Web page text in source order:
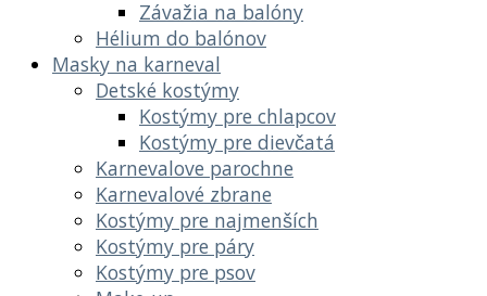
Závažia na balóny
Hélium do balónov
Masky na karneval
Detské kostýmy
Kostýmy pre chlapcov
Kostýmy pre dievčatá
Karnevalove parochne
Karnevalové zbrane
Kostýmy pre najmenších
Kostýmy pre páry
Kostýmy pre psov